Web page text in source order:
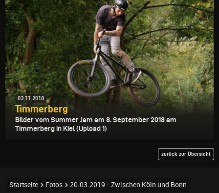
03.11.2018
Timmerberg
Bilder vom Summer Jam am 8. September 2018 am
Timmerberg in Kiel (Upload 1)
zurück zur Übersicht
Startseite Fotos 20.03.2019 - Zwischen Köln und Bonn